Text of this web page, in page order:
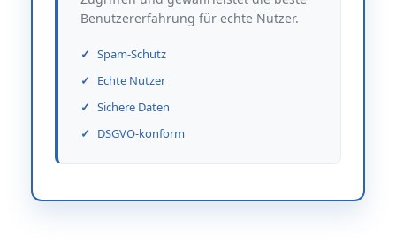
Benutzererfahrung für echte Nutzer.
Spam-Schutz
Echte Nutzer
Sichere Daten
DSGVO-konform